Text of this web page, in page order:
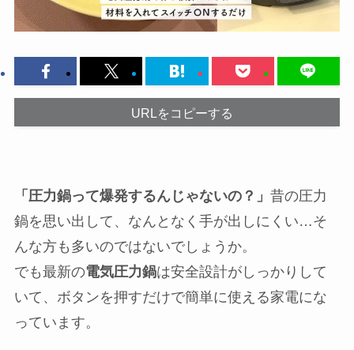
URLをコピーする
「圧力鍋って爆発するんじゃないの？」 昔の圧力
鍋を思い出して、なんとなく手が出しにくい…そ
んな方も多いのではないでしょうか。
でも最新の電気圧力鍋は安全設計がしっかりして
いて、ボタンを押すだけで簡単に使える家電にな
っています。